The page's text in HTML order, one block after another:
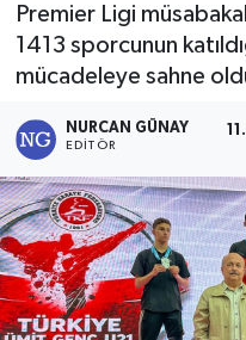
Premier Ligi
1413 sporcunun
mücadeleye sahne
NURCAN GÜNAY
EDITÖR
Dumlupınar
Dünya
Eğitim
Ekonomi
Emet
Foto Galeri